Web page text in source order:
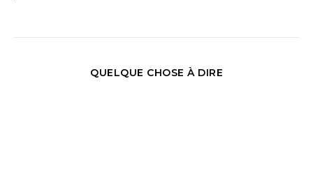
QUELQUE CHOSE À DIRE